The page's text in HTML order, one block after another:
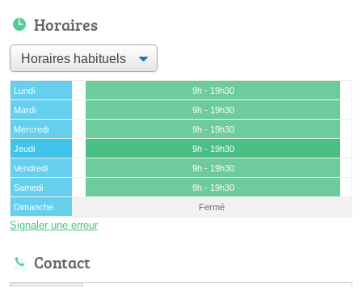
Horaires
Lundi
9h - 19h30
Mardi
9h - 19h30
Mercredi
9h - 19h30
Jeudi
9h - 19h30
Vendredi
9h - 19h30
Samedi
9h - 19h30
Dimanche
Fermé
Signaler une erreur
Contact